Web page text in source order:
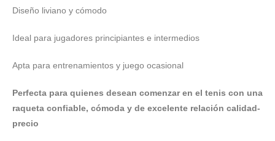
Diseño liviano y cómodo
Ideal para jugadores principiantes e intermedios
Apta para entrenamientos y juego ocasional
Perfecta para quienes desean comenzar en el tenis con una
raqueta confiable, cómoda y de excelente relación calidad-
precio